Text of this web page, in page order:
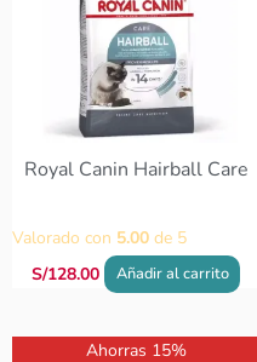
Royal Canin Hairball Care
Valorado con 5.00 de 5
S/128.00 Añadir al carrito
Ahorras 15%
Rango
Este